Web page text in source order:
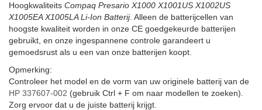
Hoogkwaliteits Compaq Presario X1000 X1001US X1002US
X1005EA X1005LA Li-Ion Batterij. Alleen de batterijcellen van
hoogste kwaliteit worden in onze CE goedgekeurde batterijen
gebruikt, en onze ingespannene controle garandeert u
gemoedsrust als u een van onze batterijen koopt.
Opmerking:
Controleer het model en de vorm van uw originele batterij van de
HP 337607-002 (gebruik Ctrl + F om naar modellen te zoeken).
Zorg ervoor dat u de juiste batterij krijgt.